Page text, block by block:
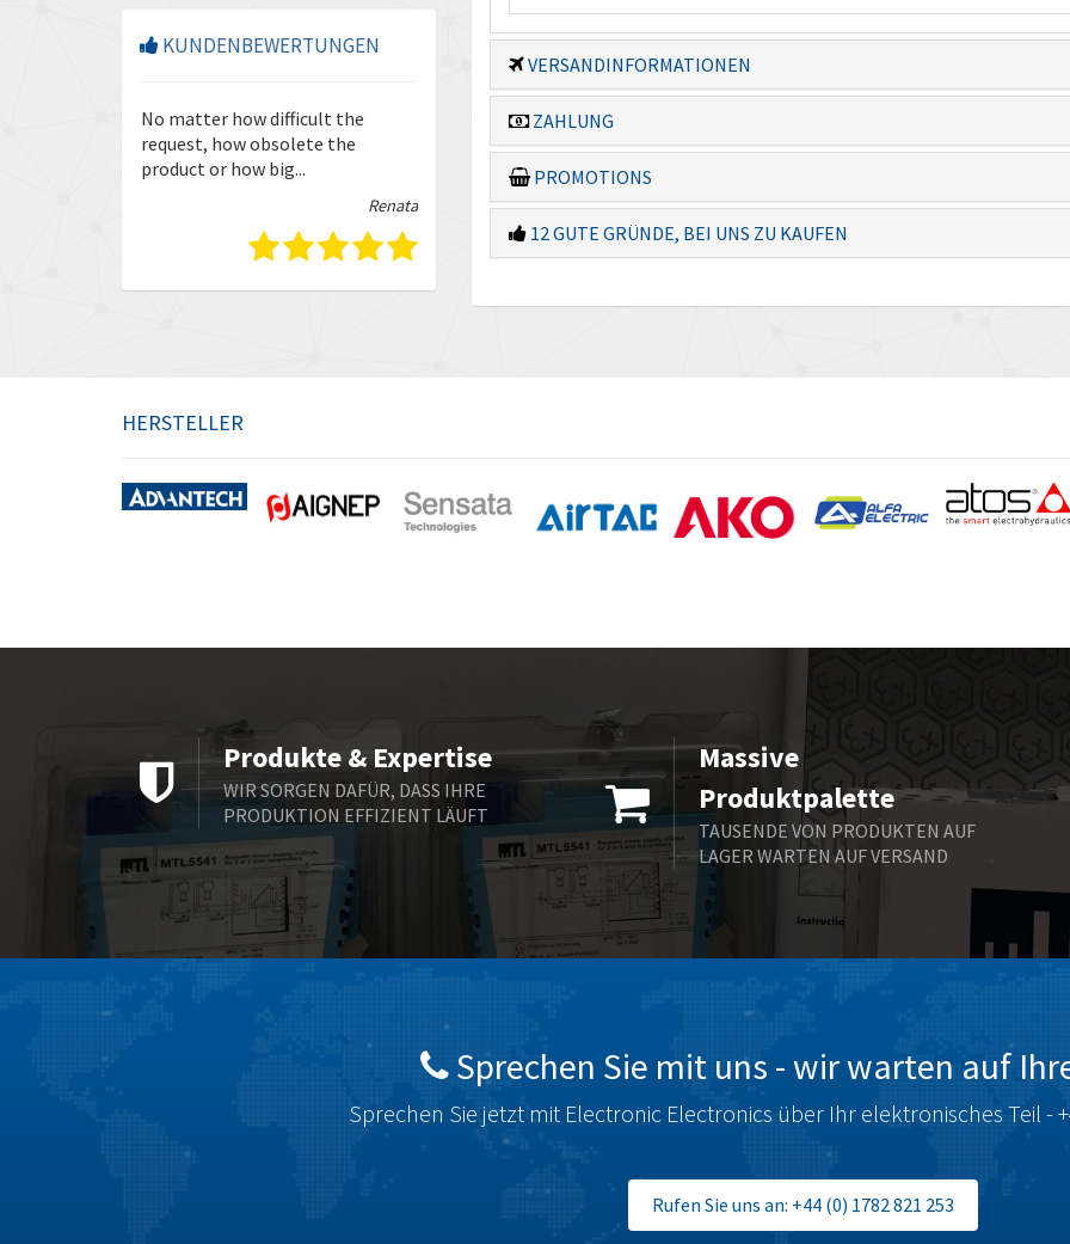
KUNDENBEWERTUNGEN
No matter how difficult the
request, how obsolete the
product or how big...
Renata
Enquiries are always dealt with
quickly and efficiently – thanks
Josias, Operator
products. Ordering from you is a
Lolita
The
before
VERSANDINFORMATIONEN
ZAHLUNG
PROMOTIONS
12 GUTE GRÜNDE, BEI UNS ZU KAUFEN
HERSTELLER
Produkte & Expertise
WIR SORGEN DAFÜR, DASS IHRE
PRODUKTION EFFIZIENT LÄUFT
Massive
Produktpalette
TAUSENDE VON PRODUKTEN AUF
LAGER WARTEN AUF VERSAND
Sprechen Sie mit uns - wir warten auf
Sprechen Sie jetzt mit Electronic Electronics über Ihr elektronisches Teil -
Rufen Sie uns an: +44 (0) 1782 821 253